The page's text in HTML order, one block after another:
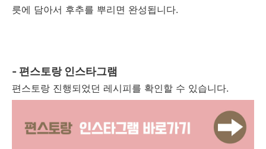
릇에 담아서 후추를 뿌리면 완성됩니다.
- 편스토랑 인스타그램
편스토랑 진행되었던 레시피를 확인할 수 있습니다.